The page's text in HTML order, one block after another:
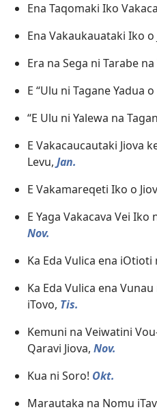
Ena Taqomaki Iko
Ena Vakaukauataki Iko o
Era na Sega ni Tarabe
E “Ulu ni Tagane Yadua
“E Ulu ni Yalewa na
E Vakacaucautaki Jiova
Levu, Jan.
E Vakamareqeti Iko o
E Yaga Vakacava Vei Iko
Nov.
Ka Eda Vulica ena iOtioti
Ka Eda Vulica ena
iTovo, Tis.
Kemuni na Veiwatini
Qaravi Jiova, Nov.
Kua ni Soro! Okt.
Marautaka na Nomu